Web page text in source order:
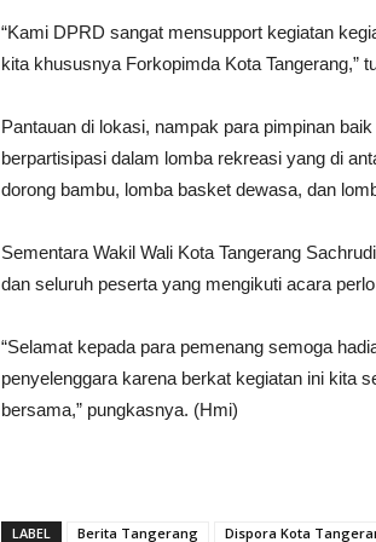
“Kami DPRD sangat mensupport kegiatan
kita khususnya Forkopimda Kota Tangerang,”
Pantauan di lokasi, nampak para pimpinan
berpartisipasi dalam lomba rekreasi yang di
dorong bambu, lomba basket dewasa, dan
Sementara Wakil Wali Kota Tangerang
dan seluruh peserta yang mengikuti acara
“Selamat kepada para pemenang semoga
penyelenggara karena berkat kegiatan ini kita
bersama,” pungkasnya. (Hmi)
LABEL Berita Tangerang Dispora Kota